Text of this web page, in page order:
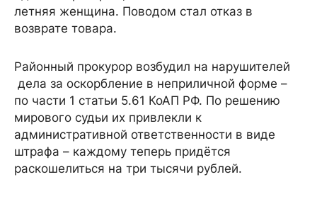
летняя женщина. Поводом стал отказ в
возврате товара.
Районный прокурор возбудил на нарушителей
дела за оскорбление в неприличной форме –
по части 1 статьи 5.61 КоАП РФ. По решению
мирового судьи их привлекли к
административной ответственности в виде
штрафа – каждому теперь придётся
раскошелиться на три тысячи рублей.